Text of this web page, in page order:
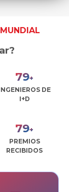
89+
DE
I+D
89+
PREMIOS
RECIBIDOS